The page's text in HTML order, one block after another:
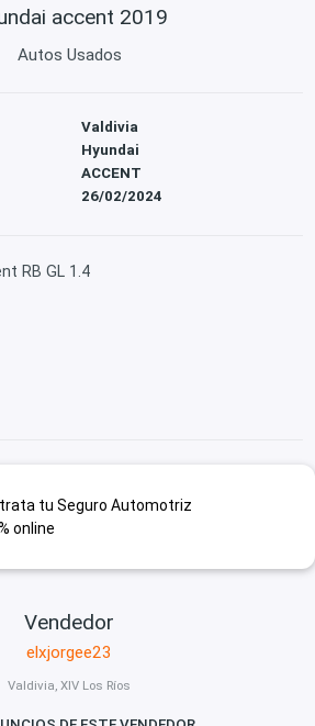
accent 2019
Autos Usados
Valdivia
Hyundai
ACCENT
26/02/2024
RB GL 1.4
tu Seguro Automotriz
online
Vendedor
elxjorgee23
Valdivia, XIV Los Ríos